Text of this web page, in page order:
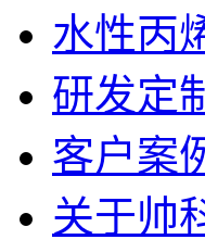
水性丙
研发定
客户案
关于帅